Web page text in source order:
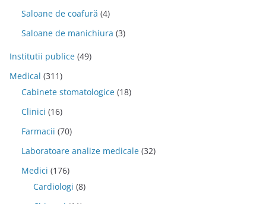
Saloane de coafură (4)
Saloane de manichiura (3)
Institutii publice (49)
Medical (311)
Cabinete stomatologice (18)
Clinici (16)
Farmacii (70)
Laboratoare analize medicale (32)
Medici (176)
Cardiologi (8)